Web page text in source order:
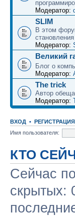
Модератор:
SLIM
В этом
Модератор:
Великий
Блог о
Модератор:
The trick
Автор
Модератор:
ВХОД • РЕГИСТРАЦИЯ
Имя пользователя:
КТО
Сейчас
скрытых: